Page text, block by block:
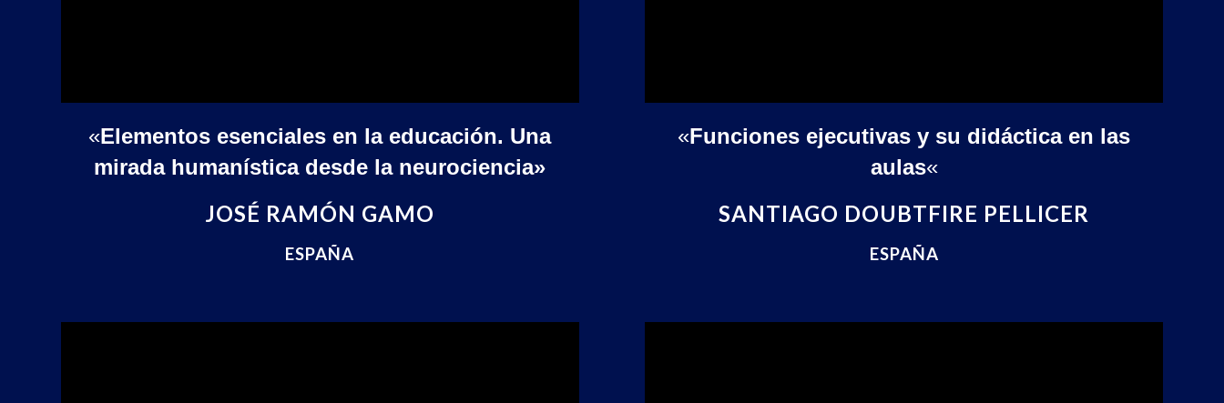
«Elementos esenciales en la educación. Una
mirada humanística desde la neurociencia»
JOSÉ RAMÓN GAMO
ESPAÑA
«Funciones ejecutivas y su didáctica en las
aulas«
SANTIAGO DOUBTFIRE PELLICER
ESPAÑA